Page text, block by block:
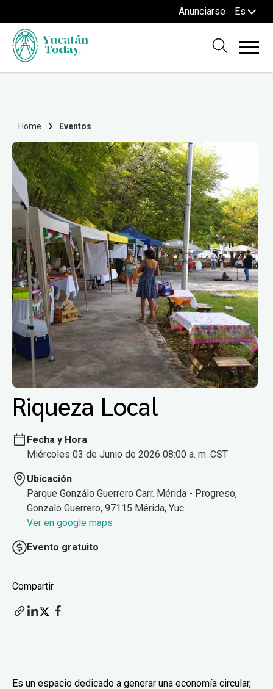
Anunciarse Es
Home Eventos
Riqueza Local
Fecha y Hora
Miércoles 03 de Junio de 2026 08:00 a. m. CST
Ubicación
Parque Gonzálo Guerrero Carr. Mérida - Progreso,
Gonzalo Guerrero, 97115 Mérida, Yuc.
Ver en google maps
Evento gratuito
Compartir
Es un espacio dedicado a generar una economía circular,